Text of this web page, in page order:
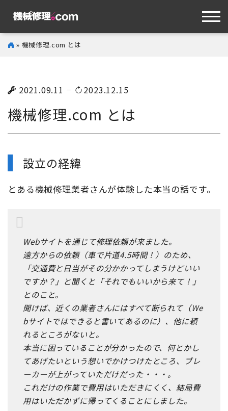
» 機械修理.com とは
2021.09.11 2023.12.15
機械修理.com とは
設立の経緯
とある機械修理業者さんが体験した本当の話です。
Webサイトを通じて修理依頼が来ました。
遠方からの依頼（車で片道4.5時間！）のため、
「交通費と日当がその分かかってしまうけどいい
ですか？」と聞くと「それでもいいから来て！」
とのこと。
聞けば、近くの業者さんにはすべて断られて（We
bサイトではできると書いてあるのに）、他に頼
れるところがないと。
本当に困っていることが分かったので、何とかし
てあげたいという想いでかけつけたところ、ブレ
ーカーが上がっていただけだった・・・。
これだけの作業で費用はいただきにくく、結局費
用はいただかずに帰ってくることにしました。